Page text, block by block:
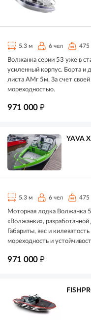
5.3 м 6 чел 475
Волжанка серии 53 уже в
усиленный корпус. Борта и
листа АМг 5м. За счет
мореходностью.
971 000 ₽
YAVA
5.3 м 6 чел 475
Моторная лодка Волжанка
«Волжанки»,
Габариты, вес и
мореходность и
971 000 ₽